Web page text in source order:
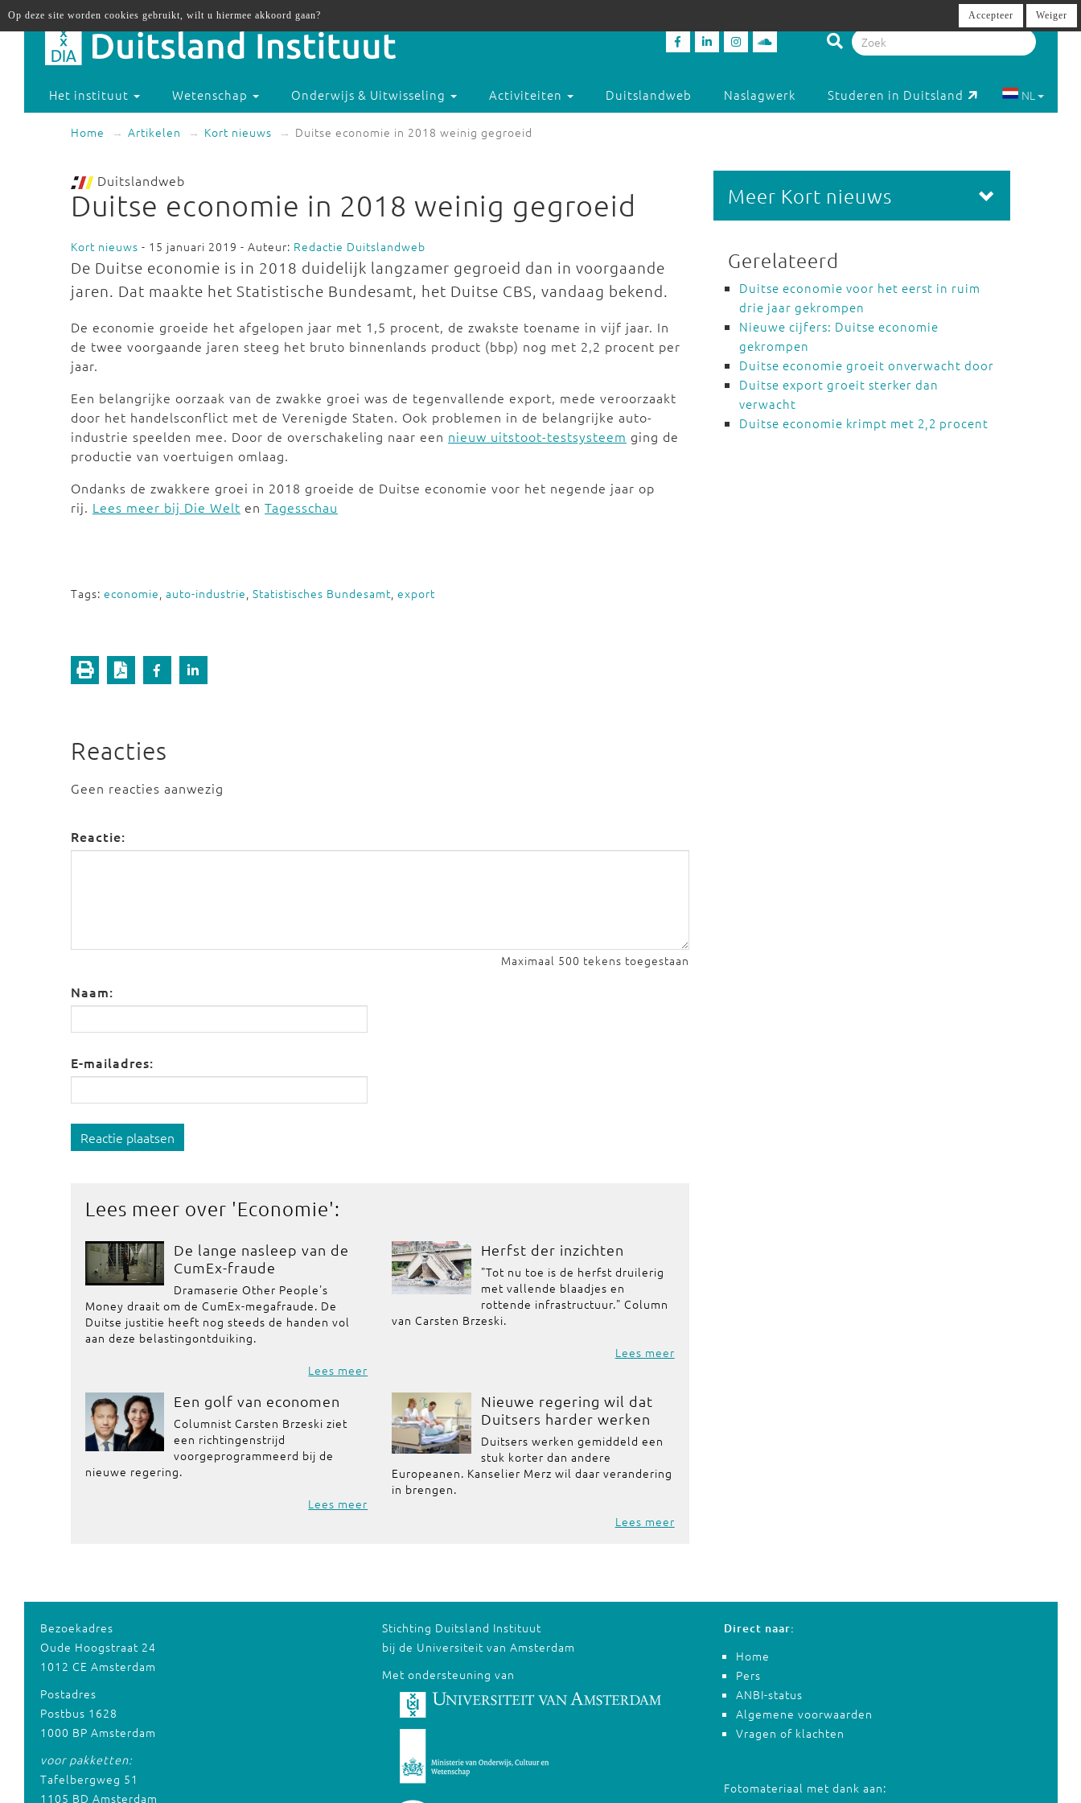
Het instituut Wetenschap Onderwijs & Uitwisseling Activiteiten Duitslandweb Naslagwerk Studeren in Duitsland NL
Home Artikelen Kort nieuws Duitse economie in 2018 weinig gegroeid
Duitslandweb
Duitse economie in 2018 weinig gegroeid
Kort nieuws - 15 januari 2019 - Auteur: Redactie Duitslandweb
De Duitse economie is in 2018 duidelijk langzamer gegroeid dan in voorgaande
jaren. Dat maakte het Statistische Bundesamt, het Duitse CBS, vandaag bekend.
De economie groeide het afgelopen jaar met 1,5 procent, de zwakste toename in vijf jaar. In
de twee voorgaande jaren steeg het bruto binnenlands product (bbp) nog met 2,2 procent per
jaar.
Een belangrijke oorzaak van de zwakke groei was de tegenvallende export, mede veroorzaakt
door het handelsconflict met de Verenigde Staten. Ook problemen in de belangrijke auto-
industrie speelden mee. Door de overschakeling naar een nieuw uitstoot-testsysteem ging de
productie van voertuigen omlaag.
Ondanks de zwakkere groei in 2018 groeide de Duitse economie voor het negende jaar op
rij. Lees meer bij Die Welt en Tagesschau
Tags: economie, auto-industrie, Statistisches Bundesamt, export
Reacties
Geen reacties aanwezig
Reactie:
Maximaal 500 tekens toegestaan
Naam:
E-mailadres:
Reactie plaatsen
Lees meer over 'Economie':
De lange nasleep van de
CumEx-fraude
Dramaserie Other People's
Money draait om de CumEx-megafraude. De
Duitse justitie heeft nog steeds de handen vol
aan deze belastingontduiking.
Lees meer
Herfst der inzichten
"Tot nu toe is de herfst druilerig
met vallende blaadjes en
rottende infrastructuur." Column
van Carsten Brzeski.
Lees meer
Een golf van economen
Columnist Carsten Brzeski ziet
een richtingenstrijd
voorgeprogrammeerd bij de
nieuwe regering.
Lees meer
Nieuwe regering wil dat
Duitsers harder werken
Duitsers werken gemiddeld een
stuk korter dan andere
Europeanen. Kanselier Merz wil daar verandering
in brengen.
Lees meer
Meer Kort nieuws
Gerelateerd
Duitse economie voor het eerst in ruim
drie jaar gekrompen
Nieuwe cijfers: Duitse economie
gekrompen
Duitse economie groeit onverwacht door
Duitse export groeit sterker dan
verwacht
Duitse economie krimpt met 2,2 procent
Bezoekadres
Oude Hoogstraat 24
1012 CE Amsterdam
Postadres
Postbus 1628
1000 BP Amsterdam
voor pakketten:
Tafelbergweg 51
1105 BD Amsterdam
Stichting Duitsland Instituut
bij de Universiteit van Amsterdam
Met ondersteuning van
Direct naar:
Home
Pers
ANBI-status
Algemene voorwaarden
Vragen of klachten
Fotomateriaal met dank aan:
Op deze site worden cookies gebruikt, wilt u hiermee akkoord gaan? Accepteer Weiger